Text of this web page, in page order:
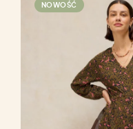
NOWOŚĆ